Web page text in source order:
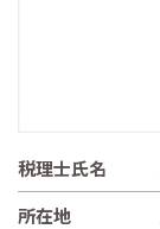
税理士氏名
所在地